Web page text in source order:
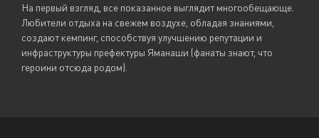
На первый взгляд, все показанное выглядит многообещающе.
Любители отдыха на свежем воздухе, обладая знаниями,
создают кемпинг, способствуя улучшению репутации и
инфраструктуры префектуры Яманаши (фанаты знают, что
героини отсюда родом).